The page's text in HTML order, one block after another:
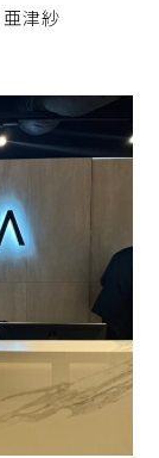
津紗